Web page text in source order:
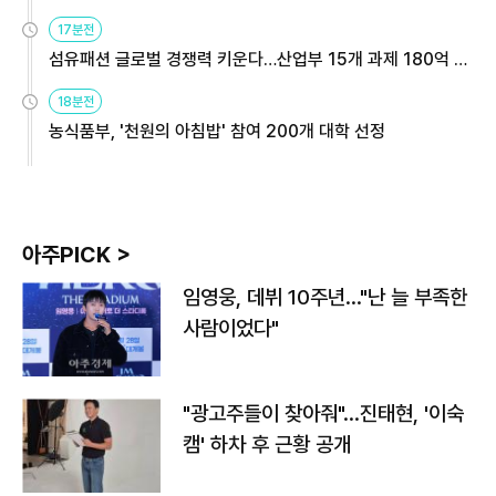
용해야
17분전
섬유패션 글로벌 경쟁력 키운다…산업부 15개 과제 180억 지
원
18분전
농식품부, '천원의 아침밥' 참여 200개 대학 선정
아주PICK >
임영웅, 데뷔 10주년…"난 늘 부족한
사람이었다"
"광고주들이 찾아줘"…진태현, '이숙
캠' 하차 후 근황 공개